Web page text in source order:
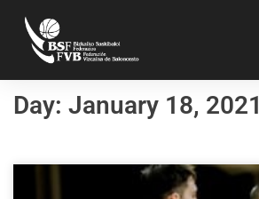
Day: January 18, 2021